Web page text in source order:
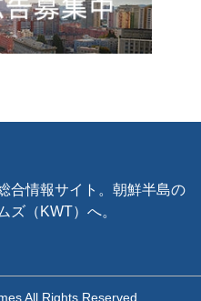
合情報サイト。朝鮮半島の
ズ（KWT）へ。
All Rights Reserved